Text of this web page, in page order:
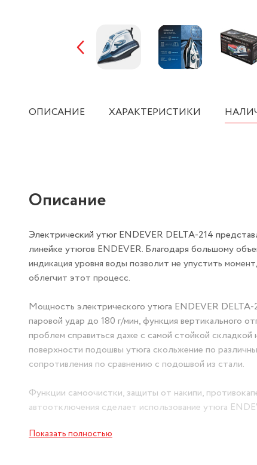
ОПИСАНИЕ ХАРАКТЕРИСТИКИ
Описание
Электрический утюг ENDEVER DELTA-214
линейке утюгов ENDEVER. Благодаря большому
индикация уровня воды позволит не упустить
облегчит этот процесс.
Мощность электрического утюга ENDEVER
паровой удар до 180 г/мин, функция вертикального
проблем справиться даже с самой стойкой
поверхности подошвы утюга скольжение по
сопротивления по сравнению с подошвой из стали.
Функции самоочистки, защиты от накипи,
автоотключения сделает использование утюга
некоторое время или оставили его в
перейдет в режим ожидания пока вы не возобновите
Показать полностью